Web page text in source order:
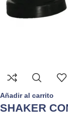
Añadir al carrito
SHAKER